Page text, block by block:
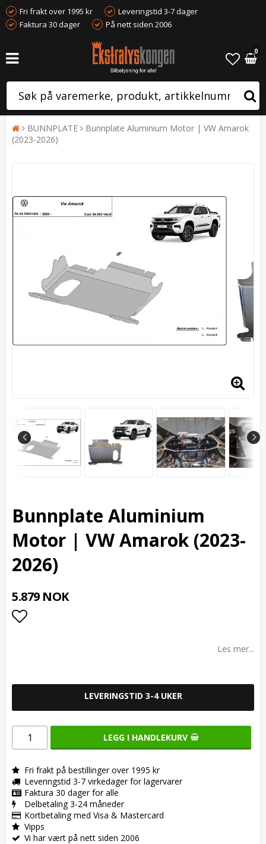
Fri frakt over 1995 kr
Leveringstid 3-7 dager
Faktura 30 dager
På nett siden 2006
0
BUNNPLATE
Bunnplate Aluminium Motor | VW Amarok
(2023-2026)
Bunnplate Aluminium
Motor | VW Amarok (2023-
2026)
5.879 NOK
Les mer...
LEVERINGSTID 3-4 UKER
LEGG I HANDLEKURV
Fri frakt på bestillinger over 1995 kr
Leveringstid 3-7 virkedager for lagervarer
Faktura 30 dager for alle
Delbetaling 3-24 måneder
Kortbetaling med Visa & Mastercard
Vipps
Vi har vært på nett siden 2006